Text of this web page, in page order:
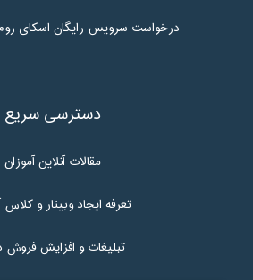
درخواست سرویس رایگان اسکای روم
دسترسی سریع
مقالات آنلاین آموزان
تعرفه ایجاد وبینار و کلاس
تبلیغات و افزایش فروش